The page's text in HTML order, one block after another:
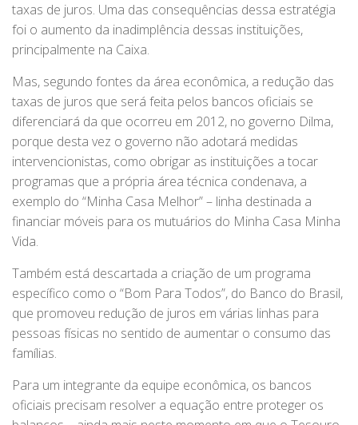
taxas de juros. Uma das consequências dessa estratégia
foi o aumento da inadimplência dessas instituições,
principalmente na Caixa.
Mas, segundo fontes da área econômica, a redução das
taxas de juros que será feita pelos bancos oficiais se
diferenciará da que ocorreu em 2012, no governo Dilma,
porque desta vez o governo não adotará medidas
intervencionistas, como obrigar as instituições a tocar
programas que a própria área técnica condenava, a
exemplo do “Minha Casa Melhor” – linha destinada a
financiar móveis para os mutuários do Minha Casa Minha
Vida.
Também está descartada a criação de um programa
específico como o “Bom Para Todos”, do Banco do Brasil,
que promoveu redução de juros em várias linhas para
pessoas físicas no sentido de aumentar o consumo das
famílias.
Para um integrante da equipe econômica, os bancos
oficiais precisam resolver a equação entre proteger os